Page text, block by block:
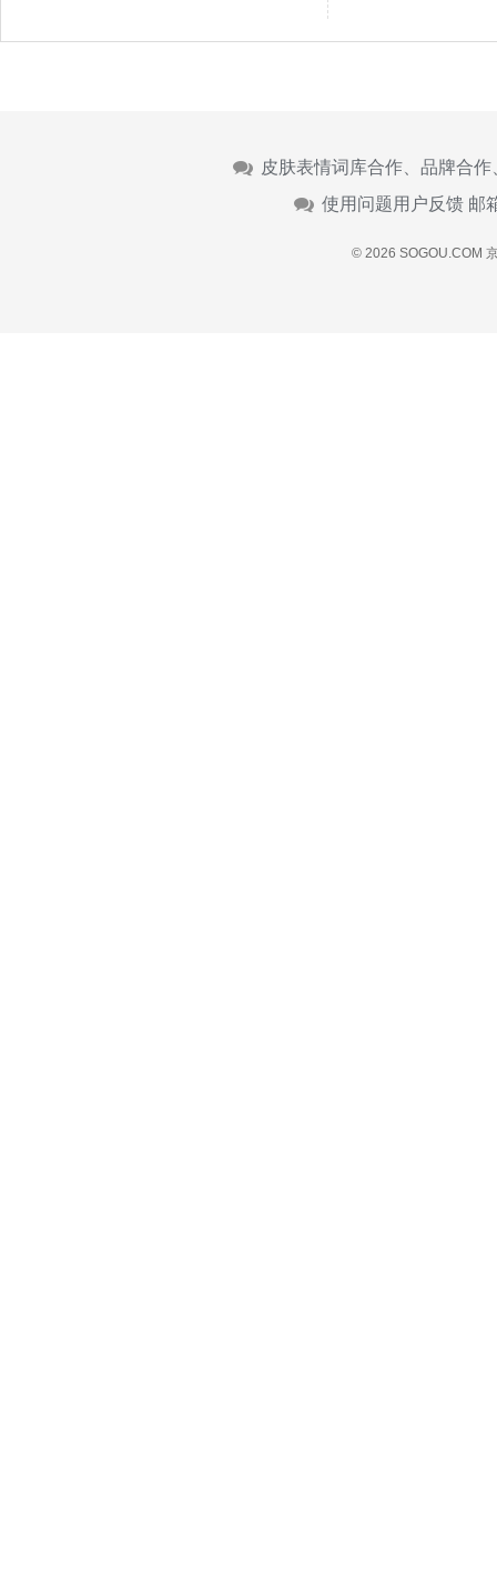
皮肤表情词库合作、品牌合
使用问题用户反馈 邮
© 2026 SOGOU.COM